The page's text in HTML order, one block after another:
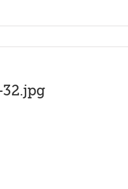
32.jpg